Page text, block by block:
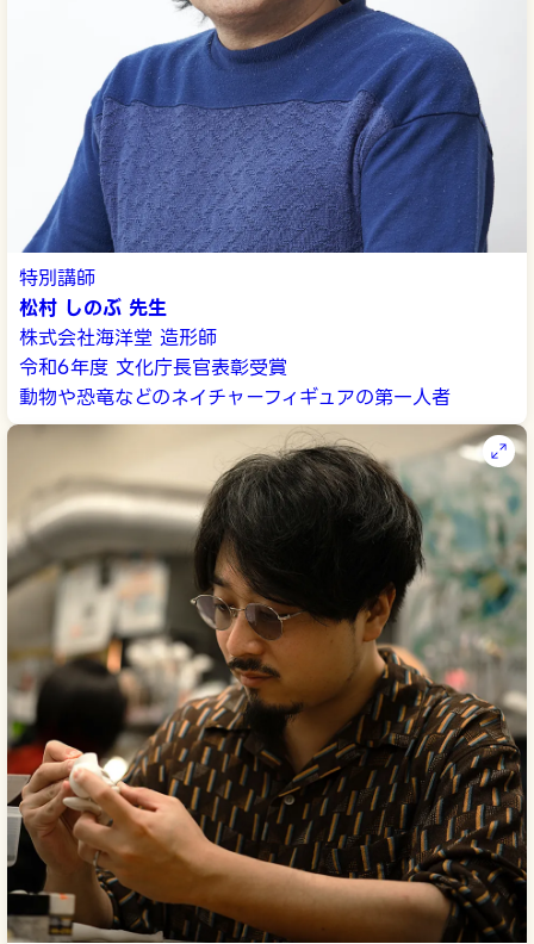
特別講師
松村 しのぶ 先生
株式会社海洋堂 造形師
令和6年度 文化庁長官表彰受賞
動物や恐竜などのネイチャーフィギュアの第一人者